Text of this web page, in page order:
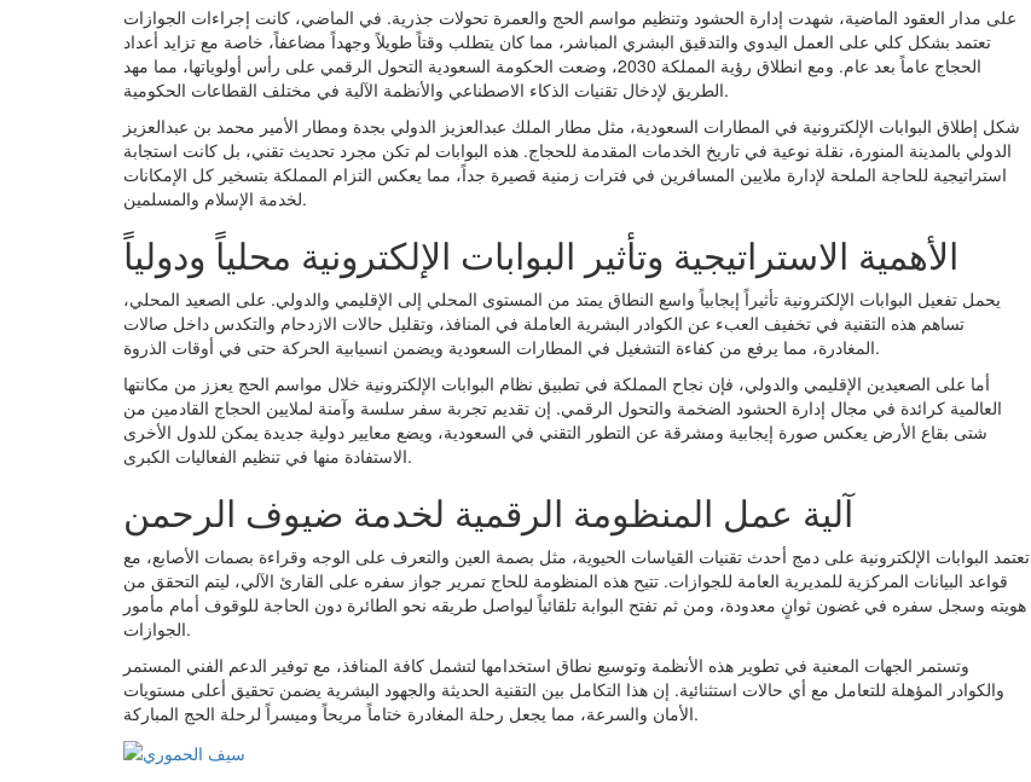
على مدار العقود الماضية، شهدت إدارة الحشود وتنظيم مواسم الحج والعمرة تحولات جذرية. في الماضي، كانت إجراءات الجوازات
تعتمد بشكل كلي على العمل اليدوي والتدقيق البشري المباشر، مما كان يتطلب وقتاً طويلاً وجهداً مضاعفاً، خاصة مع تزايد أعداد
الحجاج عاماً بعد عام. ومع انطلاق رؤية المملكة 2030، وضعت الحكومة السعودية التحول الرقمي على رأس أولوياتها، مما مهد
الطريق لإدخال تقنيات الذكاء الاصطناعي والأنظمة الآلية في مختلف القطاعات الحكومية.
شكل إطلاق البوابات الإلكترونية في المطارات السعودية، مثل مطار الملك عبدالعزيز الدولي بجدة ومطار الأمير محمد بن عبدالعزيز
الدولي بالمدينة المنورة، نقلة نوعية في تاريخ الخدمات المقدمة للحجاج. هذه البوابات لم تكن مجرد تحديث تقني، بل كانت استجابة
استراتيجية للحاجة الملحة لإدارة ملايين المسافرين في فترات زمنية قصيرة جداً، مما يعكس التزام المملكة بتسخير كل الإمكانات
لخدمة الإسلام والمسلمين.
الأهمية الاستراتيجية وتأثير البوابات الإلكترونية محلياً ودولياً
يحمل تفعيل البوابات الإلكترونية تأثيراً إيجابياً واسع النطاق يمتد من المستوى المحلي إلى الإقليمي والدولي. على الصعيد المحلي،
تساهم هذه التقنية في تخفيف العبء عن الكوادر البشرية العاملة في المنافذ، وتقليل حالات الازدحام والتكدس داخل صالات
المغادرة، مما يرفع من كفاءة التشغيل في المطارات السعودية ويضمن انسيابية الحركة حتى في أوقات الذروة.
أما على الصعيدين الإقليمي والدولي، فإن نجاح المملكة في تطبيق نظام البوابات الإلكترونية خلال مواسم الحج يعزز من مكانتها
العالمية كرائدة في مجال إدارة الحشود الضخمة والتحول الرقمي. إن تقديم تجربة سفر سلسة وآمنة لملايين الحجاج القادمين من
شتى بقاع الأرض يعكس صورة إيجابية ومشرقة عن التطور التقني في السعودية، ويضع معايير دولية جديدة يمكن للدول الأخرى
الاستفادة منها في تنظيم الفعاليات الكبرى.
آلية عمل المنظومة الرقمية لخدمة ضيوف الرحمن
تعتمد البوابات الإلكترونية على دمج أحدث تقنيات القياسات الحيوية، مثل بصمة العين والتعرف على الوجه وقراءة بصمات الأصابع، مع
قواعد البيانات المركزية للمديرية العامة للجوازات. تتيح هذه المنظومة للحاج تمرير جواز سفره على القارئ الآلي، ليتم التحقق من
هويته وسجل سفره في غضون ثوانٍ معدودة، ومن ثم تفتح البوابة تلقائياً ليواصل طريقه نحو الطائرة دون الحاجة للوقوف أمام مأمور
الجوازات.
وتستمر الجهات المعنية في تطوير هذه الأنظمة وتوسيع نطاق استخدامها لتشمل كافة المنافذ، مع توفير الدعم الفني المستمر
والكوادر المؤهلة للتعامل مع أي حالات استثنائية. إن هذا التكامل بين التقنية الحديثة والجهود البشرية يضمن تحقيق أعلى مستويات
الأمان والسرعة، مما يجعل رحلة المغادرة ختاماً مريحاً وميسراً لرحلة الحج المباركة.